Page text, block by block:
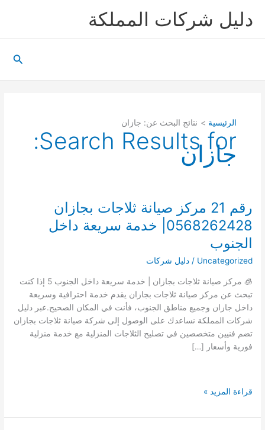
دليل شركات المملكة
الرئيسية نتائج البحث عن: جازان
Search Results for:
جازان
رقم 21 مركز صيانة ثلاجات بجازان
0568262428| خدمة سريعة داخل
الجنوب
Uncategorized
/دليل شركات
🧊 مركز صيانة ثلاجات بجازان | خدمة سريعة داخل الجنوب 5 إذا كنت
تبحث عن مركز صيانة ثلاجات بجازان يقدم خدمة احترافية وسريعة
داخل جازان وجميع مناطق الجنوب، فأنت في المكان الصحيح.عبر دليل
شركات المملكة نساعدك على الوصول إلى شركة صيانة ثلاجات بجازان
تضم فنيين متخصصين في تصليح الثلاجات المنزلية مع خدمة منزلية
فورية وأسعار […]
رقم
مركز
قراءة المزيد »